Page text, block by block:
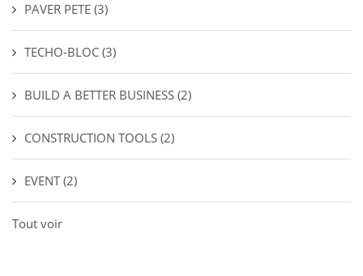
PAVER PETE (3)
TECHO-BLOC (3)
BUILD A BETTER BUSINESS (2)
CONSTRUCTION TOOLS (2)
EVENT(2)
Tout voir